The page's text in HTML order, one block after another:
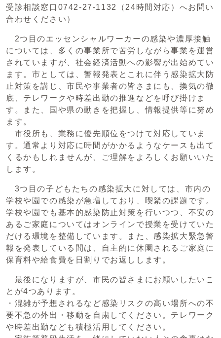
受診相談窓口0742-27-1132（24時間対応）へお問い
合わせください）
2つ目のエッセンシャルワーカーの感染や濃厚接触
については、多くの事業所で苦労しながら事業を運営
されていますが、社会経済活動への影響が出始めてい
ます。市としては、警報発表とこれに伴う感染拡大防
止対策を講じ、市民や事業者の皆さまにも、換気の徹
底、テレワークや時差出勤の推進などを呼び掛けま
す。また、国や県の動きを把握し、情報提供等に努め
ます。
市役所も、業務に優先順位をつけて対応していま
す。通常より対応に時間がかかるようなケースも出て
くるかもしれませんが、ご理解をよろしくお願いいた
します。
3つ目の子どもたちの感染拡大に対しては、市内の
学校や園での感染が急増しており、喫緊の課題です。
学校や園でも基本的感染防止対策を行いつつ、不安の
あるご家庭についてはオンラインで授業を受けていた
だける環境を整備しています。また、感染拡大緊急警
報を発表している間は、自主的に休園されるご家庭に
保育料や給食費を日割りでお返しします。
最後になりますが、市民の皆さまにお願いしたいこ
とが4つあります。
・混雑が予想されるなど感染リスクの高い場所への不
要不急の外出・移動を自粛してください。テレワーク
や時差出勤なども積極活用してください。